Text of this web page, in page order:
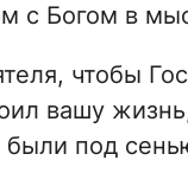
с Богом в
чтобы
вашу
были под